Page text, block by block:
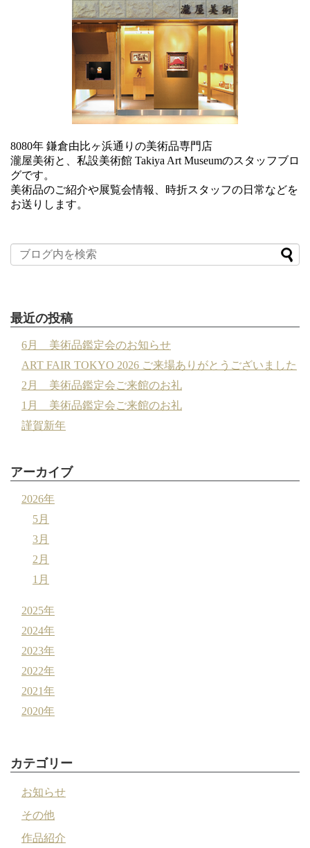
8080年 鎌倉由比ヶ浜通りの美術品専門店
瀧屋美術と、私設美術館 Takiya Art Museumのスタッフブロ
グです。
美術品のご紹介や展覧会情報、時折スタッフの日常などを
お送りします。
最近の投稿
6月 美術品鑑定会のお知らせ
ART FAIR TOKYO 2026 ご来場ありがとうございました
2月 美術品鑑定会ご来館のお礼
1月 美術品鑑定会ご来館のお礼
謹賀新年
アーカイブ
2026年
5月
3月
2月
1月
2025年
2024年
2023年
2022年
2021年
2020年
カテゴリー
お知らせ
その他
作品紹介